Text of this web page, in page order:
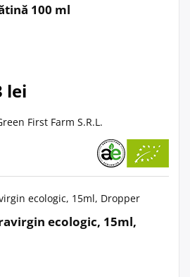
100 ml
lei
First Farm S.R.L.
ecologic, 15ml,